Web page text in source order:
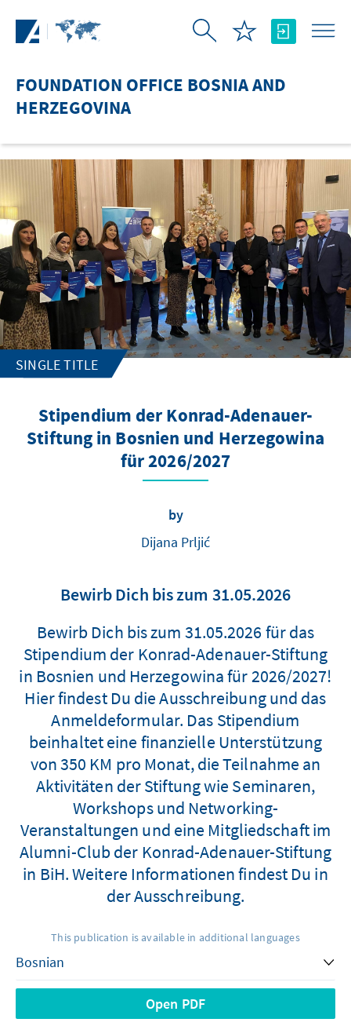
FOUNDATION OFFICE BOSNIA AND
HERZEGOVINA
SINGLE TITLE
Stipendium der Konrad-Adenauer-
Stiftung in Bosnien und Herzegowina
für 2026/2027
by
Dijana Prljić
Bewirb Dich bis zum 31.05.2026
Bewirb Dich bis zum 31.05.2026 für das
Stipendium der Konrad-Adenauer-Stiftung
in Bosnien und Herzegowina für 2026/2027!
Hier findest Du die Ausschreibung und das
Anmeldeformular. Das Stipendium
beinhaltet eine finanzielle Unterstützung
von 350 KM pro Monat, die Teilnahme an
Aktivitäten der Stiftung wie Seminaren,
Workshops und Networking-
Veranstaltungen und eine Mitgliedschaft im
Alumni-Club der Konrad-Adenauer-Stiftung
in BiH. Weitere Informationen findest Du in
der Ausschreibung.
This publication is available in additional languages
Open PDF